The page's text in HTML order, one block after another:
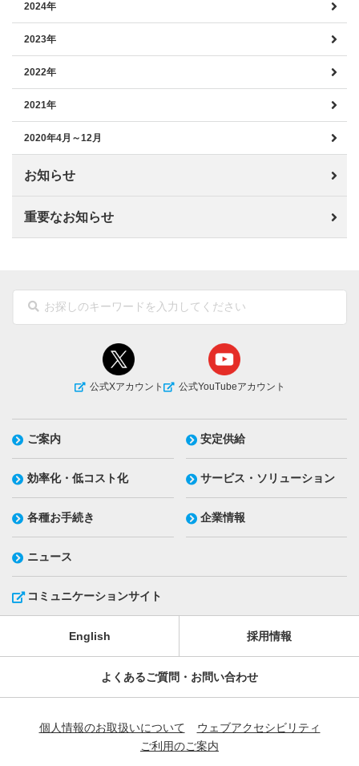
2024年
2023年
2022年
2021年
2020年4月～12月
お知らせ
重要なお知らせ
公式Xアカウント 公式YouTubeアカウント
ご案内 安定供給
効率化・低コスト化 サービス・ソリューション
各種お手続き 企業情報
ニュース
コミュニケーションサイト
English 採用情報
よくあるご質問・お問い合わせ
個人情報のお取扱いについて
ウェブアクセシビリティ
ご利用のご案内